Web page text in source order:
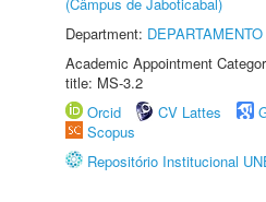
Department:
Academic Appointment
title: MS-3.2
Orcid
CV Lattes
Scopus
Repositório Institucional